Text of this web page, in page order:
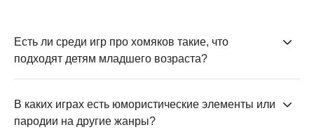
Есть ли среди игр про хомяков такие, что
подходят детям младшего возраста?
«Хомяк В Колесе»отлично подходят для младшей
аудитории. В них нет насилия, сложных моральных
В каких играх есть юмористические элементы или
пародии на другие жанры?